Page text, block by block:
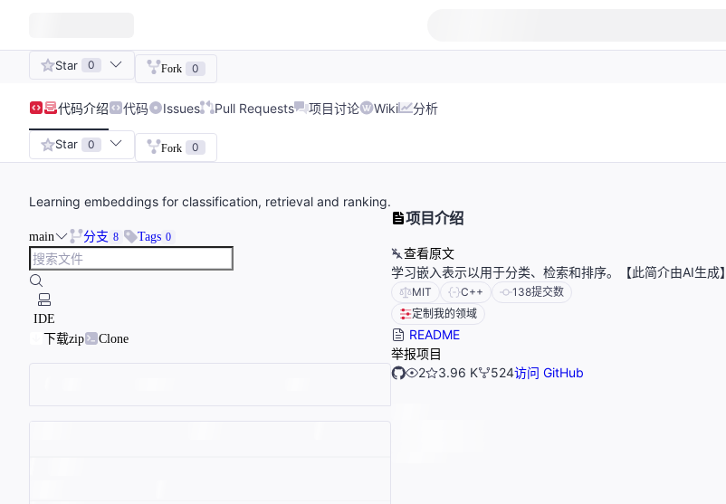
Star 0 Fork 0
代码介绍 代码 Issues Pull Requests 项目讨论 Wiki 分析
Star 0 Fork 0
Learning embeddings for classification, retrieval and ranking.
main 分支 8 Tags 0
IDE
下载zip
Clone
项目介绍
查看原文
学习嵌入表示以用于分类、检索和排序。【此简介由AI生成】
MIT C++ 138提交数
定制我的领域
README
举报项目
2
3.96 K 524访问 GitHub